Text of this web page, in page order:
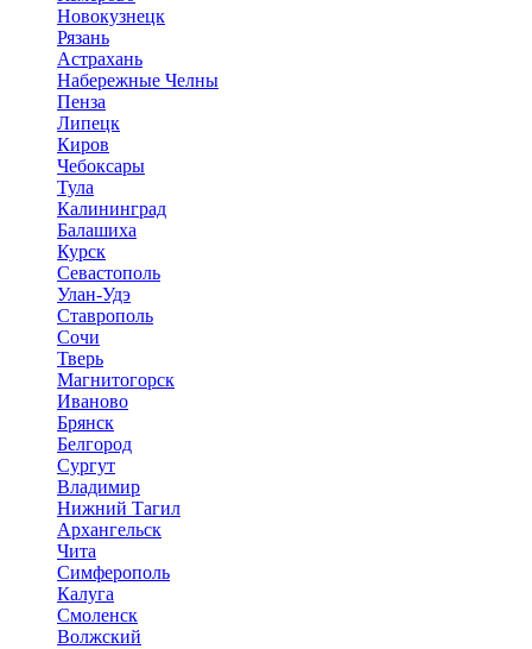
Новокузнецк
Рязань
Астрахань
Набережные Челны
Пенза
Липецк
Киров
Чебоксары
Тула
Калининград
Балашиха
Курск
Севастополь
Улан-Удэ
Ставрополь
Сочи
Тверь
Магнитогорск
Иваново
Брянск
Белгород
Сургут
Владимир
Нижний Тагил
Архангельск
Чита
Симферополь
Калуга
Смоленск
Волжский